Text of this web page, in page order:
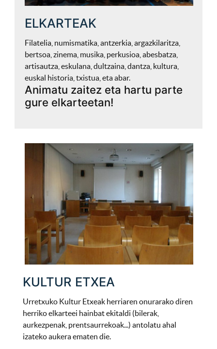
ELKARTEAK
Filatelia, numismatika, antzerkia, argazkilaritza,
bertsoa, zinema, musika, perkusioa, abesbatza,
artisautza, eskulana, dultzaina, dantza, kultura,
euskal historia, txistua, eta abar.
Animatu zaitez eta hartu parte
gure elkarteetan!
KULTUR ETXEA
Urretxuko Kultur Etxeak herriaren onurarako diren
herriko elkarteei hainbat ekitaldi (bilerak,
aurkezpenak, prentsaurrekoak...) antolatu ahal
izateko aukera ematen die.